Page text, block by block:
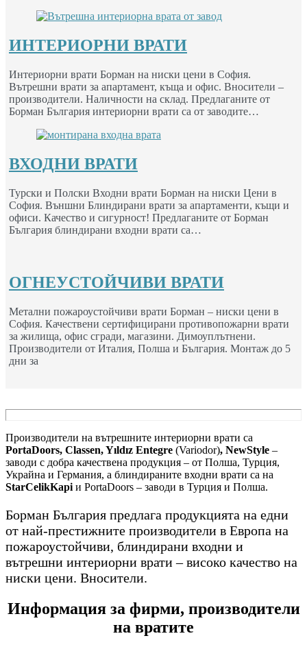
ИНТЕРИОРНИ ВРАТИ
Интериорни врати Борман на ниски цени в София.
Вътрешни врати за апартамент, къща и офис. Вносители –
производители. Наличности на склад. Предлаганите от
Борман България интериорни врати са от заводите…
ВХОДНИ ВРАТИ
Турски и Полски Входни врати Борман на ниски Цени в
София. Външни Блиндирани врати за апартаменти, къщи и
офиси. Качество и сигурност! Предлаганите от Борман
България блиндирани входни врати са…
ОГНЕУСТОЙЧИВИ ВРАТИ
Метални пожароустойчиви врати Борман – ниски цени в
София. Качествени сертифицирани противопожарни врати
за жилища, офис сгради, магазини. Димоуплътнени.
Производители от Италия, Полша и България. Монтаж до 5
дни за
Производители на вътрешните интериорни врати са
PortaDoors, Classen, Yıldız Entegre (Variodor), NewStyle –
заводи с добра качествена продукция – от Полша, Турция,
Украйна и Германия, а блиндираните входни врати са на
StarCelikKapi и PortaDoors – заводи в Турция и Полша.
Борман България предлага продукцията на едни
от най-престижните производители в Европа на
пожароустойчиви, блиндирани входни и
вътрешни интериорни врати – високо качество на
ниски цени. Вносители.
Информация за фирми, производители
на вратите